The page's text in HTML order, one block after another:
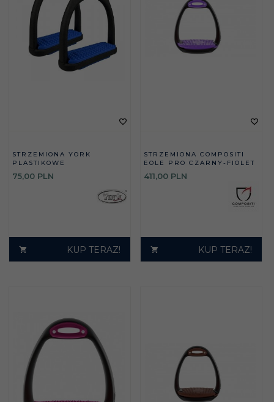
STRZEMIONA YORK
PLASTIKOWE
75,00 PLN
KUP TERAZ!
STRZEMIONA COMPOSITI
EOLE PRO CZARNY-FIOLET
411,00 PLN
KUP TERAZ!